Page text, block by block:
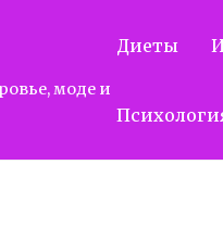
моде и
Диеты